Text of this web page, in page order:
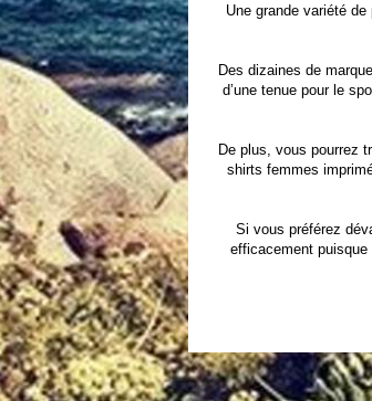
Une grande variété
Des dizaines de
d’une tenue pour le
De plus, vous pourrez
shirts femmes
Si vous préférez
efficacement